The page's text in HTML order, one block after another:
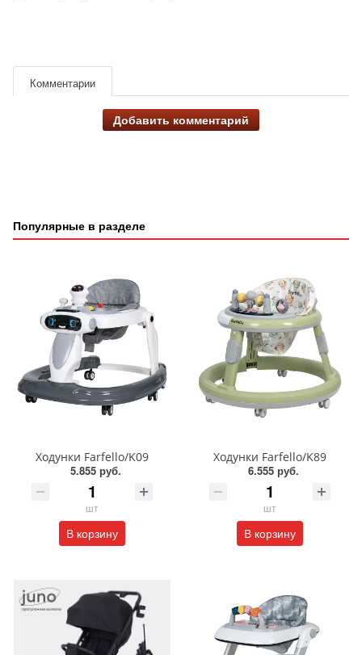
Комментарии
Добавить комментарий
Популярные в разделе
Ходунки Farfello/K09
5.855 руб.
шт
В корзину
Ходунки Farfello/K89
6.555 руб.
шт
В корзину